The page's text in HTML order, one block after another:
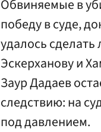
Обвиняемые в
победу в суде,
удалось
Эскерханову и
Заур Дадаев
следствию: на
под давлением.